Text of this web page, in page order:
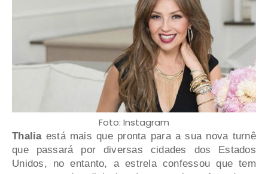
Foto: Instagram
Thalia está mais que pronta para a sua nova turnê
que passará por diversas cidades dos Estados
Unidos, no entanto, a estrela confessou que tem